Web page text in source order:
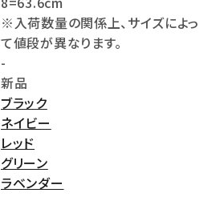
※入荷数量の関係上、サイズによっ
て値段が異なります。
-
新品
ブラック
ネイビー
レッド
グリーン
ラベンダー